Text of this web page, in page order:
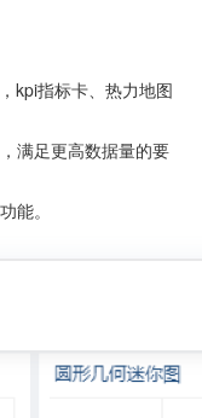
kpi指标卡、热力地图
满足更高数据量的要
能。